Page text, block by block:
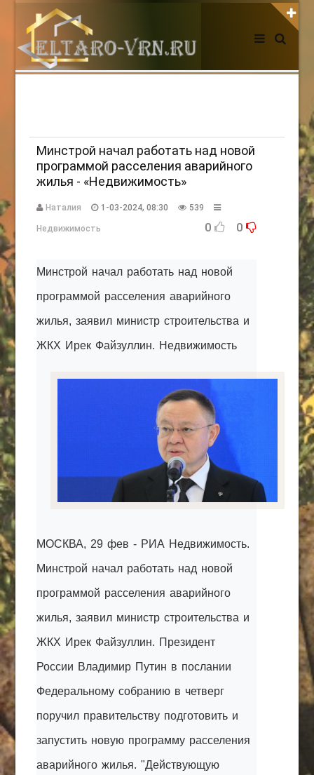
АВТОРИЗАЦИЯ НА САЙТЕ
Регистрация
НОВОСТИ СЕГОДНЯ
@Edgarpo36
Минстрой начал работать над новой
программой расселения аварийного
жилья - «Недвижимость»
Наталия 1-03-2024, 08:30 539
Недвижимость 0 0
Минстрой начал работать над новой
программой расселения аварийного
жилья, заявил министр строительства и
ЖКХ Ирек Файзуллин. Недвижимость
МОСКВА, 29 фев - РИА Недвижимость.
Минстрой начал работать над новой
программой расселения аварийного
жилья, заявил министр строительства и
ЖКХ Ирек Файзуллин. Президент
России Владимир Путин в послании
Федеральному собранию в четверг
поручил правительству подготовить и
запустить новую программу расселения
аварийного жилья. "Действующую